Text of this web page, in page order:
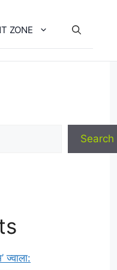
ZONE
Search
ज्वाला: